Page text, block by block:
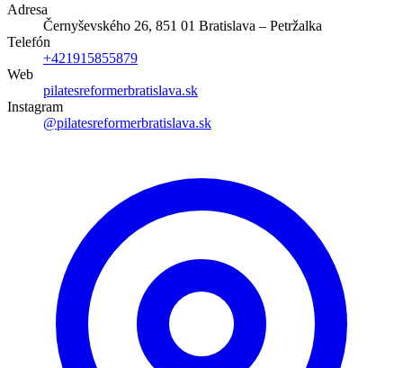
Adresa
Černyševského 26, 851 01 Bratislava – Petržalka
Telefón
+421915855879
Web
pilatesreformerbratislava.sk
Instagram
@pilatesreformerbratislava.sk